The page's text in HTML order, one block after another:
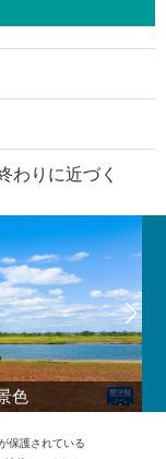
わりに近づく
色
保護されている